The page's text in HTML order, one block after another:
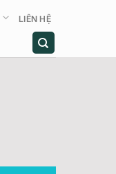
LIÊN HỆ